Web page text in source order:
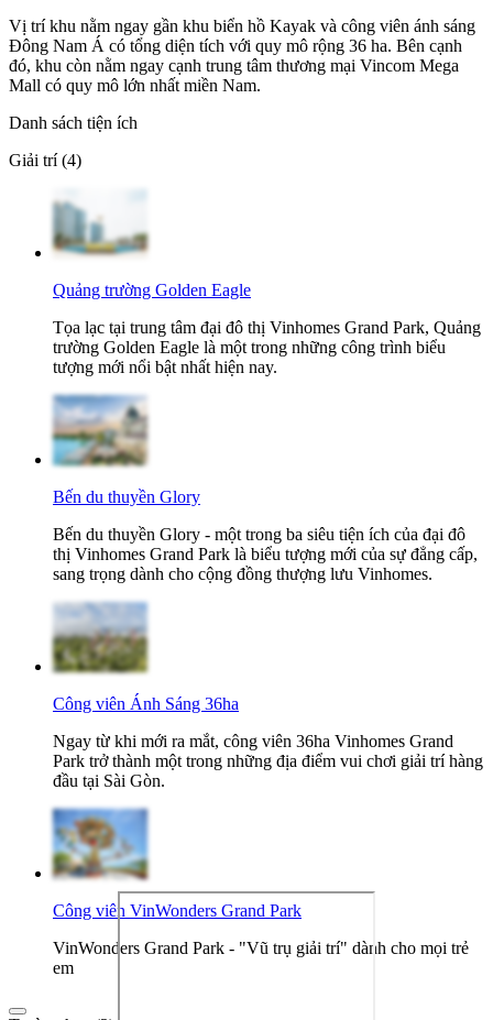
Vị trí khu nằm ngay gần khu biển hồ Kayak và công viên ánh sáng
Đông Nam Á có tổng diện tích với quy mô rộng 36 ha. Bên cạnh
đó, khu còn nằm ngay cạnh trung tâm thương mại Vincom Mega
Mall có quy mô lớn nhất miền Nam.
Danh sách tiện ích
Giải trí (4)
Quảng trường Golden Eagle
Tọa lạc tại trung tâm đại đô thị Vinhomes Grand Park, Quảng
trường Golden Eagle là một trong những công trình biểu
tượng mới nổi bật nhất hiện nay.
Bến du thuyền Glory
Bến du thuyền Glory - một trong ba siêu tiện ích của đại đô
thị Vinhomes Grand Park là biểu tượng mới của sự đẳng cấp,
sang trọng dành cho cộng đồng thượng lưu Vinhomes.
Công viên Ánh Sáng 36ha
Ngay từ khi mới ra mắt, công viên 36ha Vinhomes Grand
Park trở thành một trong những địa điểm vui chơi giải trí hàng
đầu tại Sài Gòn.
Công viên VinWonders Grand Park
VinWonders Grand Park - "Vũ trụ giải trí" dành cho mọi trẻ
em